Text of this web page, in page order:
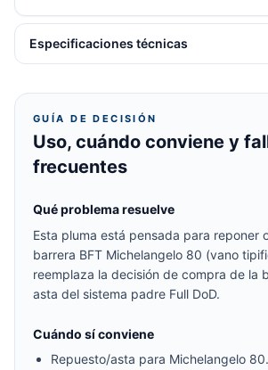
Especificaciones técnicas
GUÍA DE DECISIÓN
Uso, cuándo conviene y
frecuentes
Qué problema resuelve
Esta pluma está pensada para reponer
barrera BFT Michelangelo 80 (vano
reemplaza la decisión de compra de la
asta del sistema padre Full DoD.
Cuándo sí conviene
Repuesto/asta para Michelangelo 80.